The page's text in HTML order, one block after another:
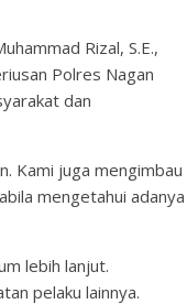
Rizal, S.E.,
Polres Nagan
dan
Kami juga mengimbau
mengetahui adanya
lebih lanjut.
pelaku lainnya.